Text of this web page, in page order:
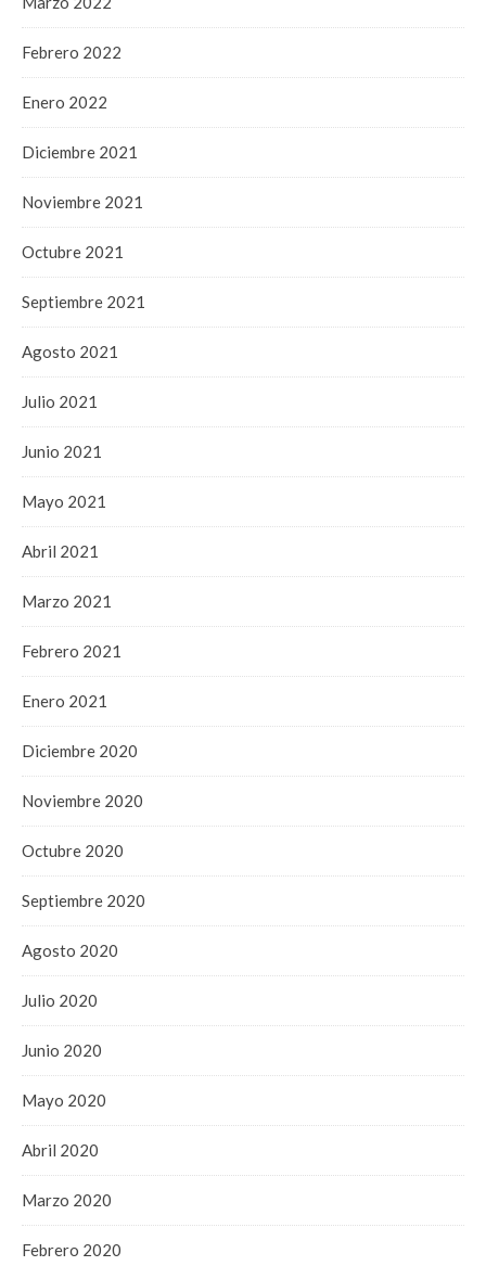
Febrero 2022
Enero 2022
Diciembre 2021
Noviembre 2021
Octubre 2021
Septiembre 2021
Agosto 2021
Julio 2021
Junio 2021
Mayo 2021
Abril 2021
Marzo 2021
Febrero 2021
Enero 2021
Diciembre 2020
Noviembre 2020
Octubre 2020
Septiembre 2020
Agosto 2020
Julio 2020
Junio 2020
Mayo 2020
Abril 2020
Marzo 2020
Febrero 2020